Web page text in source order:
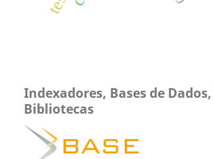
Indexadores, Bases de
Bibliotecas